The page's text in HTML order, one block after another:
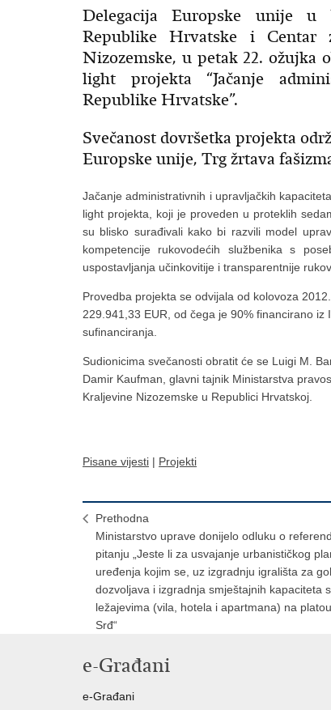
Delegacija Europske unije u
Republike Hrvatske i Centar
Nizozemske, u petak 22. ožujka
light projekta “Jačanje
Republike Hrvatske”.
Svečanost dovršetka projekta
Europske unije, Trg žrtava
Jačanje administrativnih i upravljačkih
light projekta, koji je proveden u proteklih
su blisko surađivali kako bi razvili model
kompetencije rukovodećih službenika s
uspostavljanja učinkovitije i transparentnije
Provedba projekta se odvijala od kolovoza
229.941,33 EUR, od čega je 90% financirano
sufinanciranja.
Sudionicima svečanosti obratit će se Luigi M.
Damir Kaufman, glavni tajnik Ministarstva
Kraljevine Nizozemske u Republici Hrvatskoj.
Pisane vijesti | Projekti
Prethodna
Ministarstvo uprave donijelo odluku o
pitanju „Jeste li za usvajanje urbanističkog
uređenja kojim se, uz izgradnju igrališta za
dozvoljava i izgradnja smještajnih kapaciteta s
ležajevima (vila, hotela i apartmana) na
Srđ“
e-Građani
e-Građani